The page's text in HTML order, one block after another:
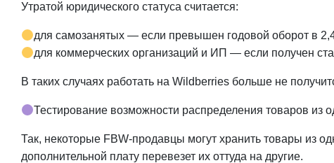
Утратой юридического статуса считается:
для самозанятых — если превышен годовой оборот в
для коммерческих организаций и ИП — если получен
В таких случаях работать на Wildberries больше не
Тестирование возможности распределения товаров из
Так, некоторые FBW-продавцы могут хранить товары из
дополнительной плату перевезет их оттуда на другие.